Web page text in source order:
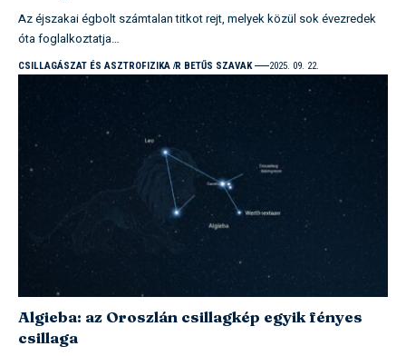
Az éjszakai égbolt számtalan titkot rejt, melyek közül sok évezredek
óta foglalkoztatja…
CSILLAGÁSZAT ÉS ASZTROFIZIKA R BETŰS SZAVAK 2025. 09. 22.
Algieba: az Oroszlán csillagkép egyik fényes
csillaga